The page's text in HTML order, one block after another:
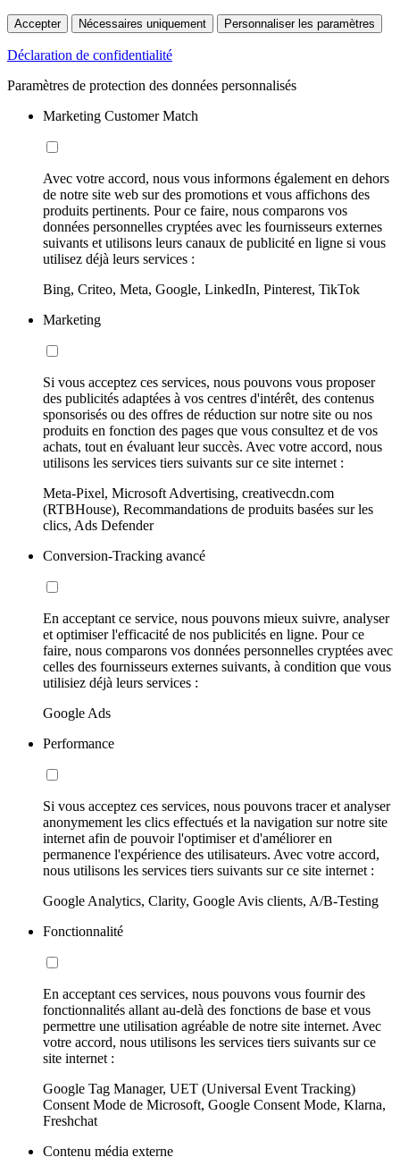
Accepter Nécessaires uniquement Personnaliser les paramètres
Déclaration de confidentialité
Paramètres de protection des données personnalisés
Marketing Customer Match
Avec votre accord, nous vous informons également en dehors
de notre site web sur des promotions et vous affichons des
produits pertinents. Pour ce faire, nous comparons vos
données personnelles cryptées avec les fournisseurs externes
suivants et utilisons leurs canaux de publicité en ligne si vous
utilisez déjà leurs services :
Bing, Criteo, Meta, Google, LinkedIn, Pinterest, TikTok
Marketing
Si vous acceptez ces services, nous pouvons vous proposer
des publicités adaptées à vos centres d'intérêt, des contenus
sponsorisés ou des offres de réduction sur notre site ou nos
produits en fonction des pages que vous consultez et de vos
achats, tout en évaluant leur succès. Avec votre accord, nous
utilisons les services tiers suivants sur ce site internet :
Meta-Pixel, Microsoft Advertising, creativecdn.com
(RTBHouse), Recommandations de produits basées sur les
clics, Ads Defender
Conversion-Tracking avancé
En acceptant ce service, nous pouvons mieux suivre, analyser
et optimiser l'efficacité de nos publicités en ligne. Pour ce
faire, nous comparons vos données personnelles cryptées avec
celles des fournisseurs externes suivants, à condition que vous
utilisiez déjà leurs services :
Google Ads
Performance
Si vous acceptez ces services, nous pouvons tracer et analyser
anonymement les clics effectués et la navigation sur notre site
internet afin de pouvoir l'optimiser et d'améliorer en
permanence l'expérience des utilisateurs. Avec votre accord,
nous utilisons les services tiers suivants sur ce site internet :
Google Analytics, Clarity, Google Avis clients, A/B-Testing
Fonctionnalité
En acceptant ces services, nous pouvons vous fournir des
fonctionnalités allant au-delà des fonctions de base et vous
permettre une utilisation agréable de notre site internet. Avec
votre accord, nous utilisons les services tiers suivants sur ce
site internet :
Google Tag Manager, UET (Universal Event Tracking)
Consent Mode de Microsoft, Google Consent Mode, Klarna,
Freshchat
Contenu média externe